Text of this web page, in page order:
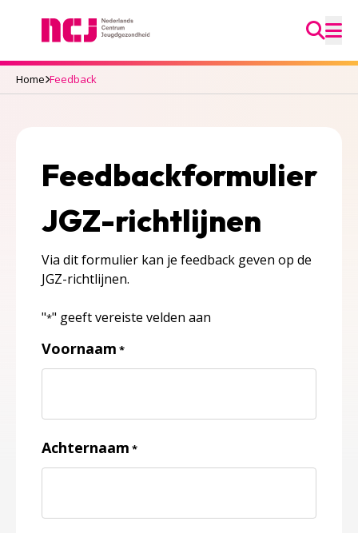
Ga
Home Feedback
Feedbackformulier
JGZ-richtlijnen
Via dit formulier kan je feedback geven op de
JGZ-richtlijnen.
"*" geeft vereiste velden aan
Voornaam *
Achternaam *